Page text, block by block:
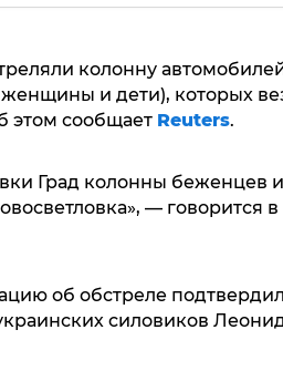
колонну
и дети), которых
этом сообщает Reuters.
Град колонны беженцев
— говорится в
об обстреле подтвердил
силовиков